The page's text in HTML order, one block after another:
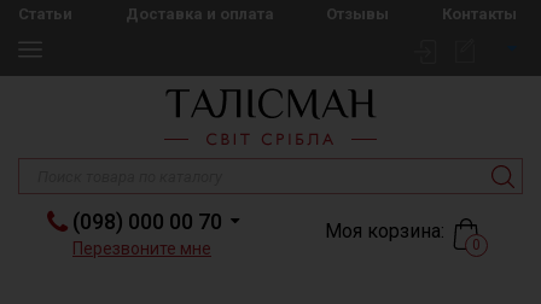
Статьи Доставка и оплата Отзывы Контакты
(098) 000 00 70
Перезвоните мне
Моя корзина:
0